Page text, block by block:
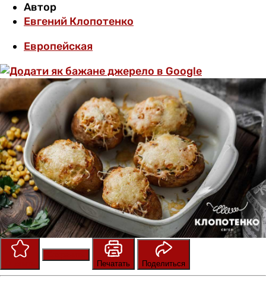
Автор
Евгений Клопотенко
Европейская
Печатать
Поделиться